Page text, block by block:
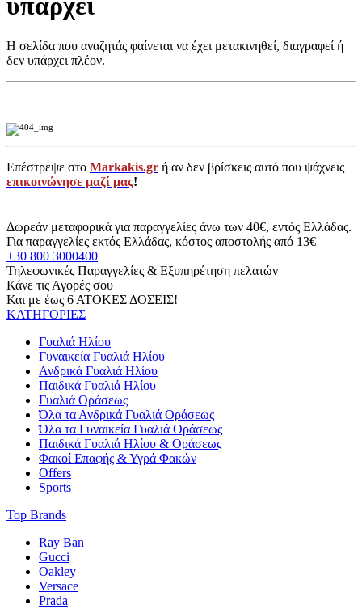
υπάρχει
Η σελίδα που αναζητάς φαίνεται να έχει μετακινηθεί, διαγραφεί ή
δεν υπάρχει πλέον.
Επέστρεψε στο Markakis.gr ή αν δεν βρίσκεις αυτό που ψάχνεις
επικοινώνησε μαζί μας!
Δωρεάν μεταφορικά για παραγγελίες άνω των 40€, εντός Ελλάδας.
Για παραγγελίες εκτός Ελλάδας, κόστος αποστολής από 13€
+30 800 3000400
Τηλεφωνικές Παραγγελίες & Εξυπηρέτηση πελατών
Κάνε τις Αγορές σου
Και με έως 6 ΑΤΟΚΕΣ ΔΟΣΕΙΣ!
ΚΑΤΗΓΟΡΙΕΣ
Γυαλιά Ηλίου
Γυναικεία Γυαλιά Ηλίου
Ανδρικά Γυαλιά Ηλίου
Παιδικά Γυαλιά Ηλίου
Γυαλιά Οράσεως
Όλα τα Ανδρικά Γυαλιά Οράσεως
Όλα τα Γυναικεία Γυαλιά Οράσεως
Παιδικά Γυαλιά Ηλίου & Οράσεως
Φακοί Επαφής & Υγρά Φακών
Offers
Sports
Top Brands
Ray Ban
Gucci
Oakley
Versace
Prada